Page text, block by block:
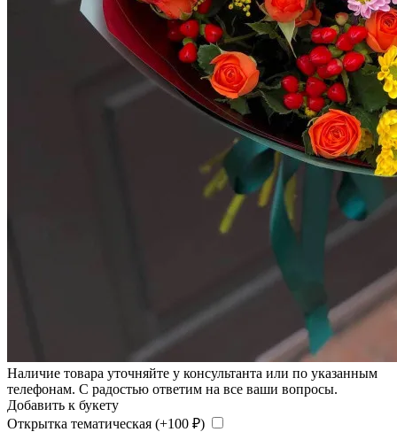
Наличие товара уточняйте у консультанта или по указанным
телефонам. С радостью ответим на все ваши вопросы.
Добавить к букету
Открытка тематическая (+100 ₽)